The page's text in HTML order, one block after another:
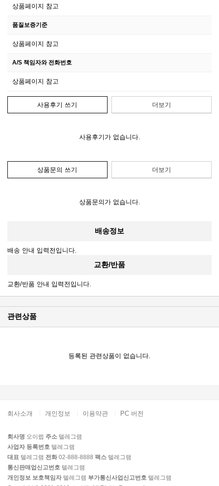
상품페이지 참고
품질보증기준
상품페이지 참고
A/S 책임자와 전화번호
상품페이지 참고
사용후기 쓰기 더보기
사용후기가 없습니다.
상품문의 쓰기 더보기
상품문의가 없습니다.
배송정보
배송 안내 입력전입니다.
교환/반품
교환/반품 안내 입력전입니다.
관련상품
등록된 관련상품이 없습니다.
회사소개 개인정보 이용약관 PC 버전
회사명 오이렙 주소 텔레그램
사업자 등록번호 텔레그램
대표 텔레그램 전화 02-888-8888 팩스 텔레그램
통신판매업신고번호 텔레그램
개인정보 보호책임자 텔레그램 부가통신사업신고번호 텔레그램